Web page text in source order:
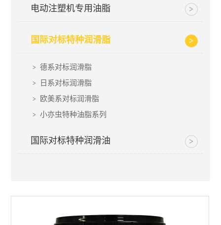
电动注塑机专用油脂
国际对标特种润滑脂
德系对标润滑脂
日系对标润滑脂
欧美系对标润滑脂
小亦虫特种油脂系列
国际对标特种润滑油